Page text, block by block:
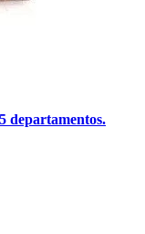
departamentos.